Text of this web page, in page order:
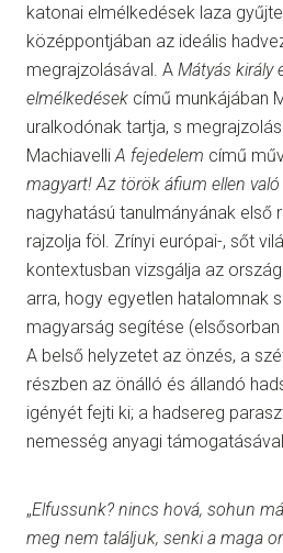
katonai elmélkedések laza
középpontjában az ideális
megrajzolásával. A Mátyás király
elmélkedések című munkájában
uralkodónak tartja, s
Machiavelli A fejedelem című
magyart! Az török áfium ellen
nagyhatású tanulmányának első
rajzolja föl. Zrínyi európai-, sőt
kontextusban vizsgálja az
arra, hogy egyetlen hatalomnak
magyarság segítése (elsősorban
A belső helyzetet az önzés, a
részben az önálló és állandó
igényét fejti ki; a hadsereg
nemesség anyagi támogatásával
„Elfussunk? nincs hová, sohun
meg nem találjuk, senki a maga